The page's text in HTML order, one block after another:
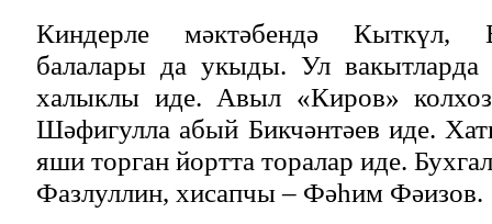
Киндерле мәктәбендә Кыткүл,
балалары да укыды. Ул
халыклы иде. Авыл «Киров»
Шәфигулла абый Бикчәнтәев иде.
яши торган йортта торалар иде.
Фазлуллин, хисапчы – Фәһим Фәизов.